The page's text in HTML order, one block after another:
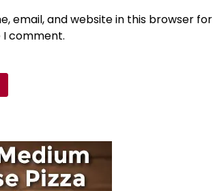
email, and website in this browser for
comment.